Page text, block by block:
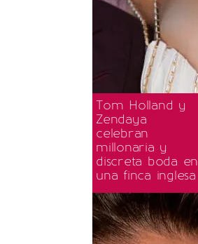
Tom Holland y
Zendaya
celebran
millonaria y
discreta boda en
una finca inglesa